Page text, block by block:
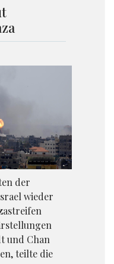
der
wieder
und Chan
teilte die